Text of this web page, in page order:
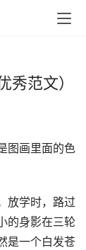
范文）
画里面的色
学时，路过
的身影在三轮
是一个白发苍